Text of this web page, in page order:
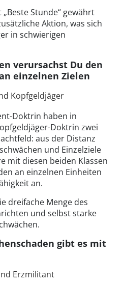
Stunde“ gewährt
Aktion, was sich
in schwierigen
verursachst Du den
einzelnen Zielen
Kopfgeldjäger
Doktrin haben in
Doktrin zwei
aus der Distanz
und Einzelziele
mit diesen beiden Klassen
an einzelnen Einheiten
an.
dreifache Menge des
und selbst starke
gibt es mit
Erzmilitant